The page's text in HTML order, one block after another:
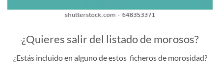
¿Quieres salir del listado de morosos?
¿Estás incluido en alguno de estos ficheros de morosidad?